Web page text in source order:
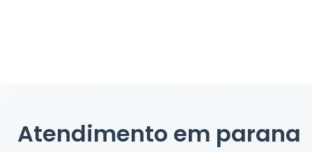
Atendimento em parana